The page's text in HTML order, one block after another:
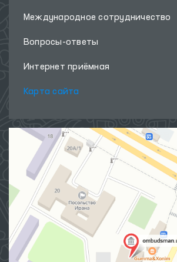
Международное сотрудничество
Вопросы-ответы
Интернет приёмная
Карта сайта